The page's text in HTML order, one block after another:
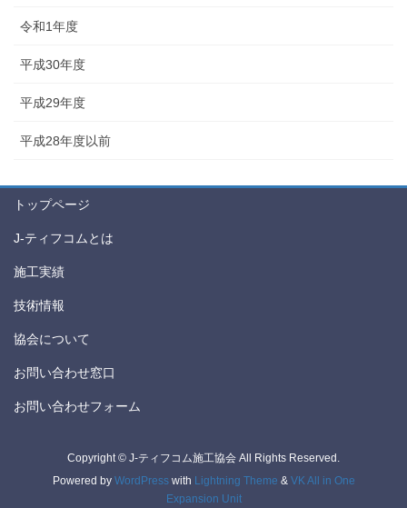
令和1年度
平成30年度
平成29年度
平成28年度以前
トップページ
J-ティフコムとは
施工実績
技術情報
協会について
お問い合わせ窓口
お問い合わせフォーム
Copyright © J-ティフコム施工協会 All Rights Reserved.
Powered by WordPresswith Lightning Theme & VK All in One
Expansion Unit